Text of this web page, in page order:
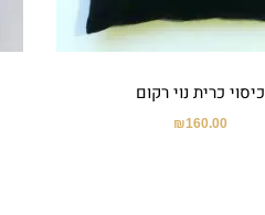
כיסוי כרית נוי רקום
₪160.00